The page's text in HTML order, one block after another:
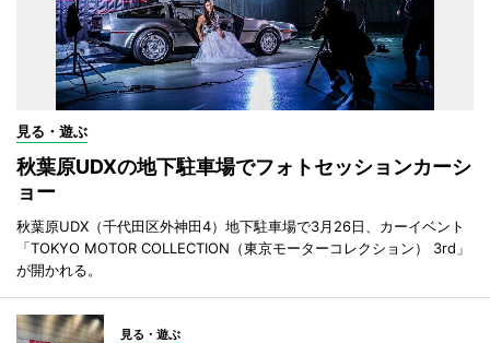
見る・遊ぶ
秋葉原UDXの地下駐車場でフォトセッションカーシ
ョー
秋葉原UDX（千代田区外神田4）地下駐車場で3月26日、カーイベント
「TOKYO MOTOR COLLECTION（東京モーターコレクション） 3rd」
が開かれる。
見る・遊ぶ